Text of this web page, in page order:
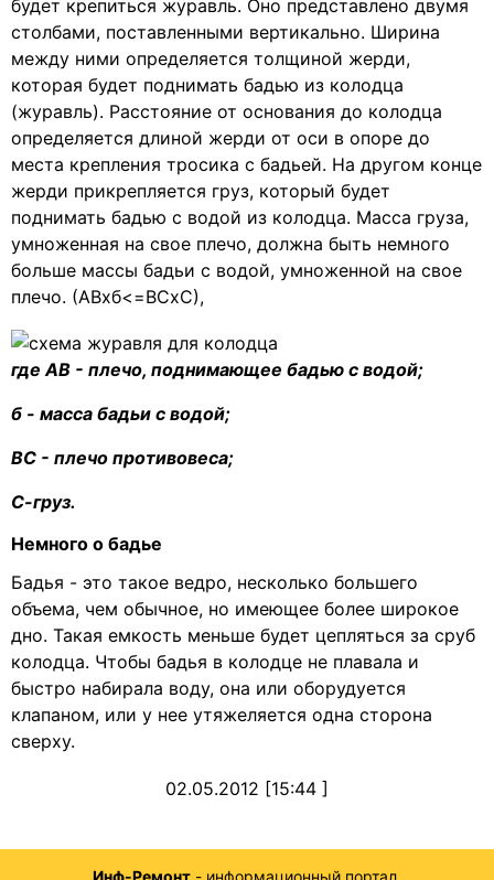
будет крепиться журавль. Оно представлено двумя
столбами, поставленными вертикально. Ширина
между ними определяется толщиной жерди,
которая будет поднимать бадью из колодца
(журавль). Расстояние от основания до колодца
определяется длиной жерди от оси в опоре до
места крепления тросика с бадьей. На другом конце
жерди прикрепляется груз, который будет
поднимать бадью с водой из колодца. Масса груза,
умноженная на свое плечо, должна быть немного
больше массы бадьи с водой, умноженной на свое
плечо. (АВхб<=ВСхС),
где АВ - плечо, поднимающее бадью с водой;
б - масса бадьи с водой;
ВС - плечо противовеса;
С-груз.
Немного о бадье
Бадья - это такое ведро, несколько большего
объема, чем обычное, но имеющее более широкое
дно. Такая емкость меньше будет цепляться за сруб
колодца. Чтобы бадья в колодце не плавала и
быстро набирала воду, она или оборудуется
клапаном, или у нее утяжеляется одна сторона
сверху.
02.05.2012 [15:44 ]